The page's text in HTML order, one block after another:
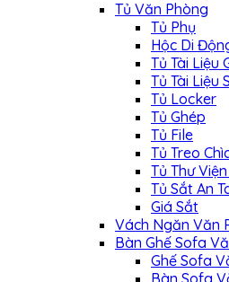
Tủ Văn Phòng
Tủ Phụ
Hộc Di
Tủ Tài Liệu
Tủ Tài Liệu
Tủ Locker
Tủ Ghép
Tủ File
Tủ Treo
Tủ Thư
Tủ Sắt An
Giá Sắt
Vách Ngăn Văn
Bàn Ghế Sofa
Ghế Sofa
Bàn Sofa